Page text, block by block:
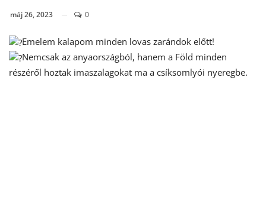
máj 26, 2023 0
Emelem kalapom minden lovas zarándok előtt!
Nemcsak az anyaországból, hanem a Föld minden
részéről hoztak imaszalagokat ma a csíksomlyói nyeregbe.